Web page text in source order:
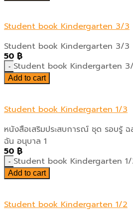
Student book Kindergarten 3/3
Student book Kindergarten 3/3
50 ฿
Student book Kindergarten
Add to cart
Student book Kindergarten 1/3
หนังสือเสริมประสบการณ์ ชุด รอบรู้
ฉัน อนุบาล 1
50 ฿
Student book Kindergarten
Add to cart
Student book Kindergarten 1/2